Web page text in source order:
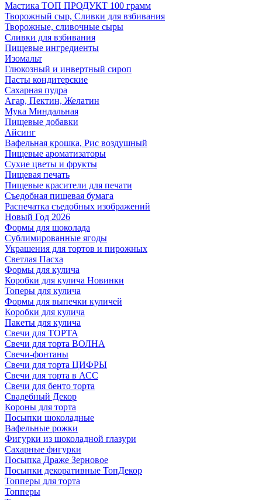
Мастика ТОП ПРОДУКТ 100 грамм
Творожный сыр, Сливки для взбивания
Творожные, сливочные сыры
Сливки для взбивания
Пищевые ингредиенты
Изомальт
Глюкозный и инвертный сироп
Пасты кондитерские
Сахарная пудра
Агар, Пектин, Желатин
Мука Миндальная
Пищевые добавки
Айсинг
Вафельная крошка, Рис воздушный
Пищевые ароматизаторы
Сухие цветы и фрукты
Пищевая печать
Пищевые красители для печати
Съедобная пищевая бумага
Распечатка съедобных изображений
Новый Год 2026
Формы для шоколада
Сублимированные ягоды
Украшения для тортов и пирожных
Светлая Пасха
Формы для кулича
Коробки для кулича Новинки
Топеры для кулича
Формы для выпечки куличей
Коробки для кулича
Пакеты для кулича
Свечи для ТОРТА
Свечи для торта ВОЛНА
Свечи-фонтаны
Свечи для торта ЦИФРЫ
Свечи для торта в АСС
Свечи для бенто торта
Свадебный Декор
Короны для торта
Посыпки шоколадные
Вафельные рожки
Фигурки из шоколадной глазури
Сахарные фигурки
Посыпка Драже Зерновое
Посыпки декоративные ТопДекор
Топперы для торта
Топперы